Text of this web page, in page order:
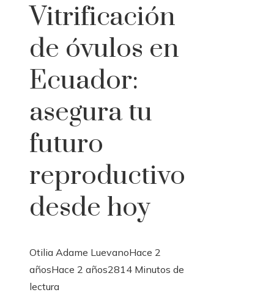
Vitrificación
de óvulos en
Ecuador:
asegura tu
futuro
reproductivo
desde hoy
Otilia Adame LuevanoHace 2
añosHace 2 años2814 Minutos de
lectura